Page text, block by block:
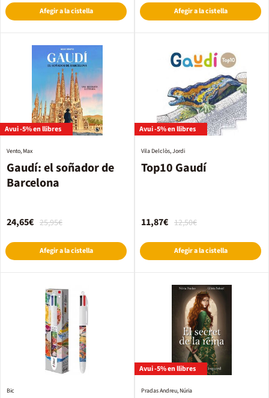
Afegir a la cistella Afegir a la cistella
Avui -5% en llibres
Gaudí: el soñador de
Barcelona
Vento, Max
25,95€
24,65€
Afegir a la cistella
Avui -5% en llibres
Top10 Gaudí
Vila Delclòs, Jordi
12,50€
11,87€
Afegir a la cistella
Bic
Avui -5% en llibres
Pradas Andreu, Núria